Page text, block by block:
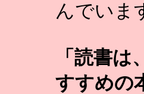
んでいま
「読書は
すすめの